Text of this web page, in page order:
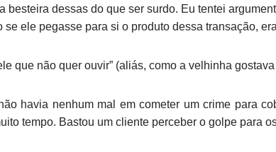
besteira dessas do que ser surdo. Eu tentei
ele pegasse para si o produto dessa transação,
que não quer ouvir” (aliás, como a velhinha
havia nenhum mal em cometer um crime para
tempo. Bastou um cliente perceber o golpe para